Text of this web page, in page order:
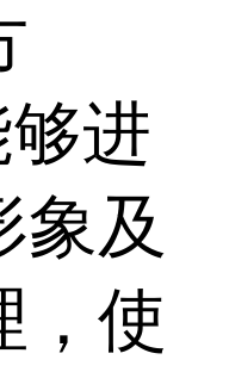
进
象及
，使